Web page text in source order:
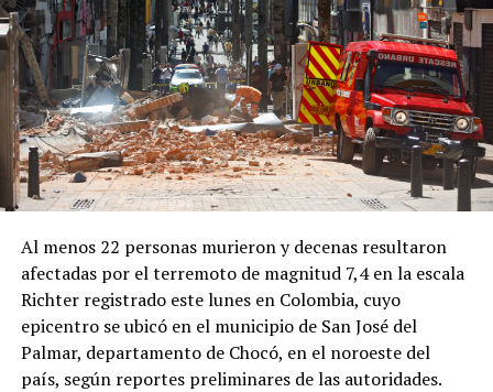
UP NEXT
Técnicos del PSG y Real Madrid alistan sus piezas para
el duelo del próximo miércoles
DON'T MISS
El Barcelona no pudo ante el Getafe y sumó su segundo
empate consecutivo en la Liga
Al menos 22 personas murieron y decenas resultaron
afectadas por el terremoto de magnitud 7,4 en la escala
Richter registrado este lunes en Colombia, cuyo
epicentro se ubicó en el municipio de San José del
Palmar, departamento de Chocó, en el noroeste del
país, según reportes preliminares de las autoridades.